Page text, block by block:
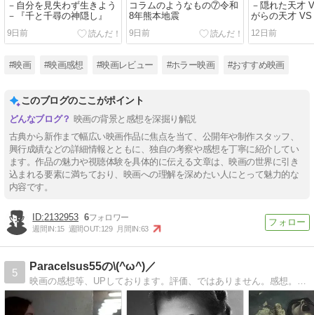
－自分を見失わず生きよう
－『千と千尋の神隠し』
9日前
コラムのようなもの⑦令和
8年熊本地震
9日前
－隠れた天才
がらの天才
『DEATH
ト the Last
12日前
#映画 #映画感想 #映画レビュー #ホラー映画 #おすすめ映画
このブログのここがポイント
映画の背景と感想を深掘り解説
古典から新作まで幅広い映画作品に焦点を当て、公開年や制作スタッフ、
興行成績などの詳細情報とともに、独自の考察や感想を丁寧に紹介してい
ます。作品の魅力や視聴体験を具体的に伝える文章は、映画の世界に引き
込まれる要素に満ちており、映画への理解を深めたい人にとって魅力的な
内容です。
2132953 6
週間IN:15 週間OUT:129 月間IN:63
5
Paracelsus55の\(^ω^)／